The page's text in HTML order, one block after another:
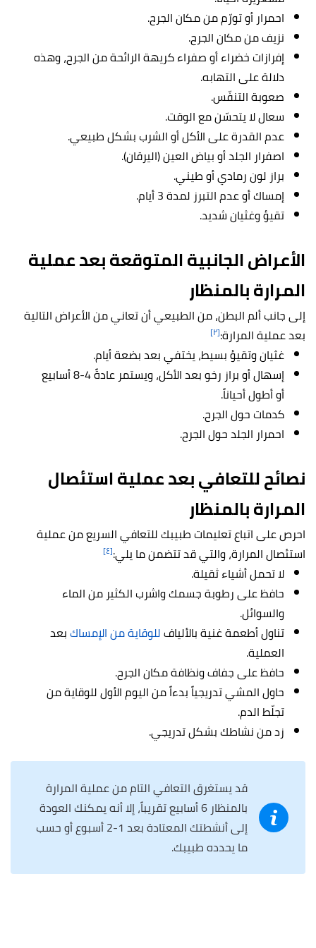
احمرار أو تورّم من مكان الجرح.
نزيف من مكان الجرح.
إفرازات خضراء أو صفراء كريهة الرائحة من الجرح، وهذه
دلالة على التهابه.
صعوبة التنفّس.
سعال لا يتحسّن مع الوقت.
عدم القدرة على الأكل أو الشرب بشكل طبيعي.
اصفرار الجلد أو بياض العين (اليرقان).
براز لون رمادي أو طيني.
إمساك أو عدم التبرز لمدة 3 أيام.
تقيؤ وغثيان شديد.
الأعراض الجانبية المتوقعة بعد عملية
المرارة بالمنظار
إلى جانب ألم البطن، من الطبيعي أن تعاني من الأعراض التالية
بعد عملية المرارة:[٢]
غثيان وتقيؤ بسيط، يختفي بعد بضعة أيام.
إسهال أو براز رخو بعد الأكل، ويستمر عادةً 4-8 أسابيع
أو أطول أحياناً.
كدمات حول الجرح.
احمرار الجلد حول الجرح.
نصائح للتعافي بعد عملية استئصال
المرارة بالمنظار
احرص على اتباع تعليمات طبيبك للتعافي السريع من عملية
استئصال المرارة، والتي قد تتضمن ما يلي:[٤]
لا تحمل أشياء ثقيلة.
حافظ على رطوبة جسمك واشرب الكثير من الماء
والسوائل.
تناول أطعمة غنية بالأليافللوقاية من الإمساكبعد
العملية.
حافظ على جفاف ونظافة مكان الجرح.
حاول المشي تدريجياً بدءاً من اليوم الأول للوقاية من
تجلّط الدم.
زد من نشاطك بشكل تدريجي.
قد يستغرق التعافي التام من عملية المرارة
بالمنظار 6 أسابيع تقريباً، إلا أنه يمكنك العودة
إلى أنشطتك المعتادة بعد 1-2 أسبوع أو حسب
ما يحدده طبيبك.